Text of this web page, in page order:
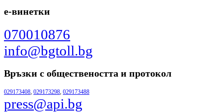
е-винетки
070010876
info@bgtoll.bg
Връзки с обществеността и протокол
029173408 029173298 029173488
press@api.bg